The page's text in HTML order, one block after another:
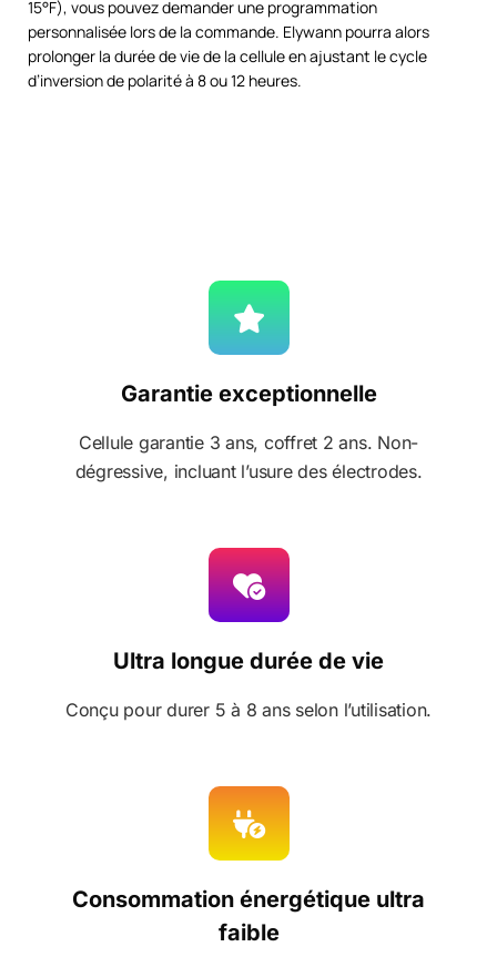
15°F), vous pouvez demander une programmation
personnalisée lors de la commande. Elywann pourra alors
prolonger la durée de vie de la cellule en ajustant le cycle
d’inversion de polarité à 8 ou 12 heures.
Garantie exceptionnelle
Cellule garantie 3 ans, coffret 2 ans. Non-
dégressive, incluant l’usure des électrodes.
Ultra longue durée de vie
Conçu pour durer 5 à 8 ans selon l’utilisation.
Consommation énergétique ultra
faible